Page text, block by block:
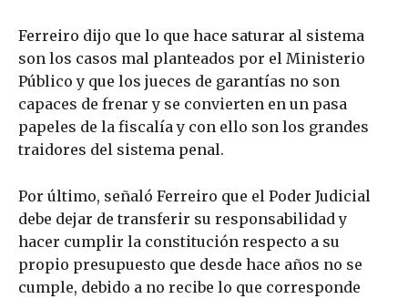
Ferreiro dijo que lo que hace saturar al sistema
son los casos mal planteados por el Ministerio
Público y que los jueces de garantías no son
capaces de frenar y se convierten en un pasa
papeles de la fiscalía y con ello son los grandes
traidores del sistema penal.
Por último, señaló Ferreiro que el Poder Judicial
debe dejar de transferir su responsabilidad y
hacer cumplir la constitución respecto a su
propio presupuesto que desde hace años no se
cumple, debido a no recibe lo que corresponde